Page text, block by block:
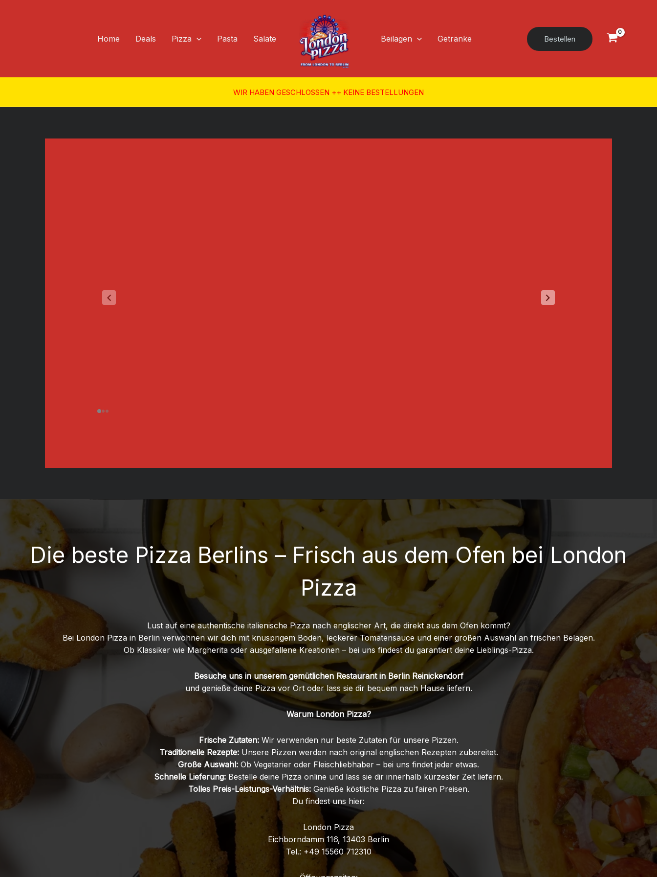
Home
Deals Pizza Pasta Salate Beilagen Getränke Bestellen
WIR HABEN GESCHLOSSEN ++ KEINE BESTELLUNGEN
Die beste Pizza Berlins – Frisch aus dem Ofen bei London
Pizza
Lust auf eine authentische italienische Pizza nach englischer Art, die direkt aus dem Ofen kommt?
Bei London Pizza in Berlin verwöhnen wir dich mit knusprigem Boden, leckerer Tomatensauce und einer großen Auswahl an frischen Belägen.
Ob Klassiker wie Margherita oder ausgefallene Kreationen – bei uns findest du garantiert deine Lieblings-Pizza.
Besuche uns in unserem gemütlichen Restaurant in Berlin Reinickendorf
und genieße deine Pizza vor Ort oder lass sie dir bequem nach Hause liefern.
Warum London Pizza?
Frische Zutaten:Wir verwenden nur beste Zutaten für unsere Pizzen.
Traditionelle Rezepte:Unsere Pizzen werden nach original englischen Rezepten zubereitet.
Große Auswahl: Ob Vegetarier oder Fleischliebhaber – bei uns findet jeder etwas.
Schnelle Lieferung: Bestelle deine Pizza online und lass sie dir innerhalb kürzester Zeit liefern.
Tolles Preis-Leistungs-Verhältnis:Genieße köstliche Pizza zu fairen Preisen.
Du findest uns hier:
London Pizza
Eichborndamm 116, 13403 Berlin
Tel.: +49 15560 712310